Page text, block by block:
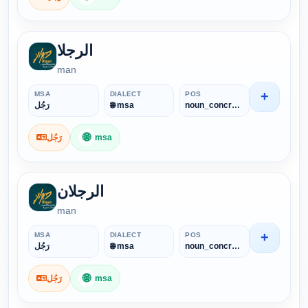
الرجلا
man
MSA
رَجُل
DIALECT
🌐 msa
POS
noun_concrete
رَجُل 🌐 msa
+
الرجلان
man
MSA
رَجُل
DIALECT
🌐 msa
POS
noun_concrete
رَجُل 🌐 msa
+